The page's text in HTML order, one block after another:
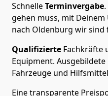
SchnelleTerminvergabe.
gehen muss, mit
nach Oldenburg wir sind
Qualifizierte Fachkräfte
Equipment.
Fahrzeuge und
Eine transparente